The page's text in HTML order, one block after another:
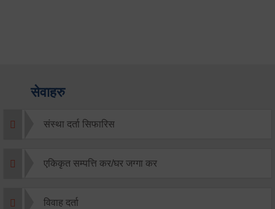
सेवाहरु
संस्था दर्ता सिफारिस
एकिकृत सम्पत्ति कर/घर जग्गा कर
विवाह दर्ता